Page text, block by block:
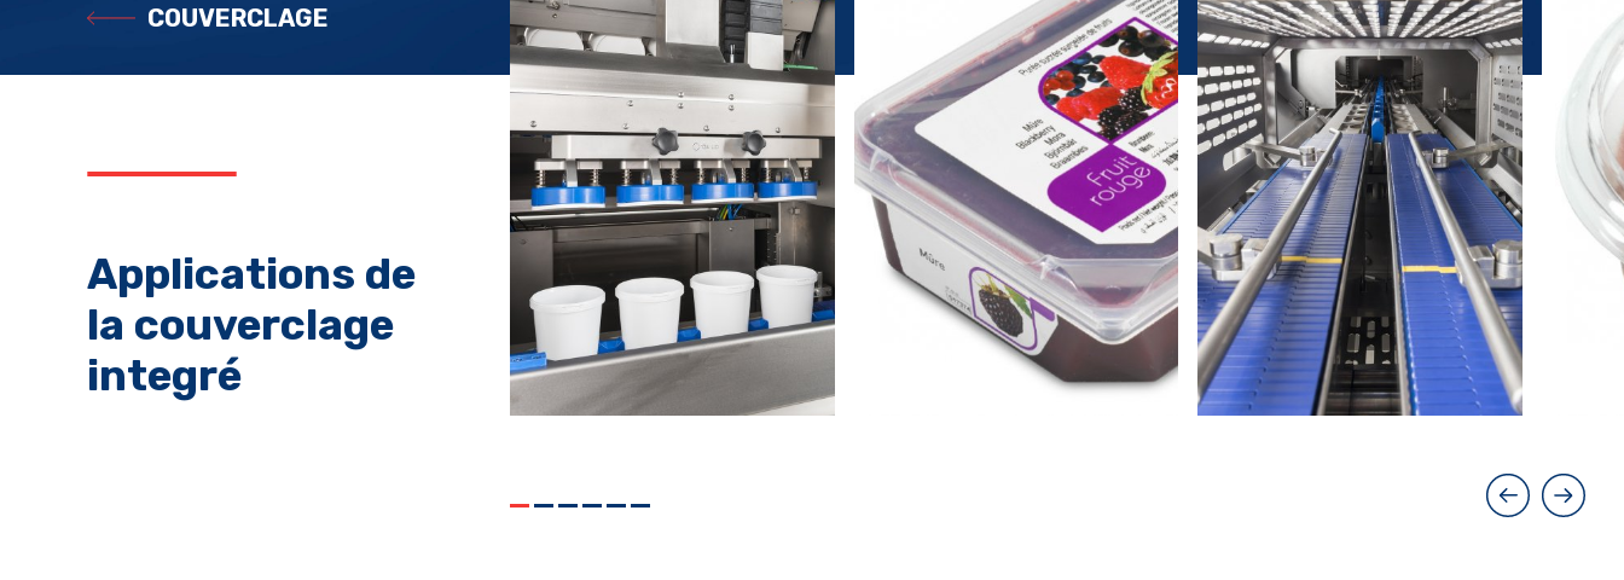
COUVERCLAGE
Applications de
la couverclage
integré